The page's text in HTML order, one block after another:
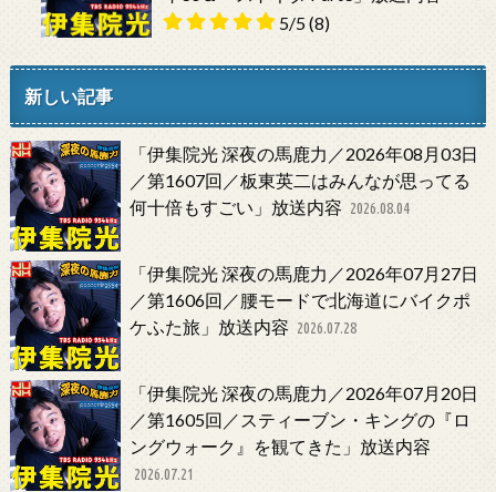
5/5(8)
新しい記事
「伊集院光 深夜の馬鹿力／2026年08月03日
／第1607回／板東英二はみんなが思ってる
何十倍もすごい」放送内容 2026.08.04
「伊集院光 深夜の馬鹿力／2026年07月27日
／第1606回／腰モードで北海道にバイクポ
ケふた旅」放送内容 2026.07.28
「伊集院光 深夜の馬鹿力／2026年07月20日
／第1605回／スティーブン・キングの『ロ
ングウォーク』を観てきた」放送内容
2026.07.21